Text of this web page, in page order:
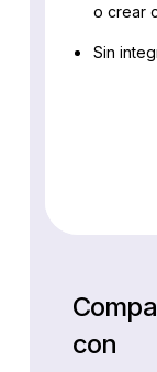
o crear
Sin
con